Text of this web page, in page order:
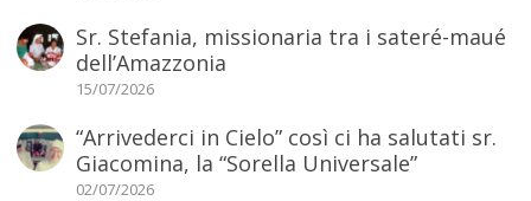
Sr. Stefania, missionaria tra i sateré-maué
dell’Amazzonia
15/07/2026
“Arrivederci in Cielo” così ci ha salutati sr.
Giacomina, la “Sorella Universale”
02/07/2026